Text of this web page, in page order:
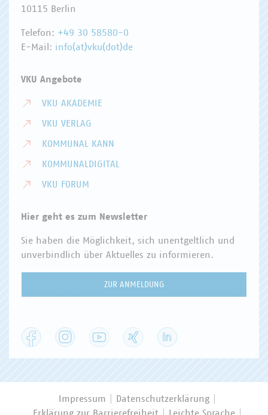
10115 Berlin
Telefon: +49 30 58580-0
E-Mail: info(at)vku(dot)de
VKU Angebote
VKU AKADEMIE
VKU VERLAG
KOMMUNAL KANN
KOMMUNALDIGITAL
VKU FORUM
Hier geht es zum Newsletter
Sie haben die Möglichkeit, sich unentgeltlich und
unverbindlich über Aktuelles zu informieren.
ZUR ANMELDUNG
Facebook Instagram YouTube
Impressum
Datenschutzerklärung